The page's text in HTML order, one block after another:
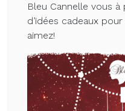
Bleu Cannelle vous
d’idées cadeaux
aimez!